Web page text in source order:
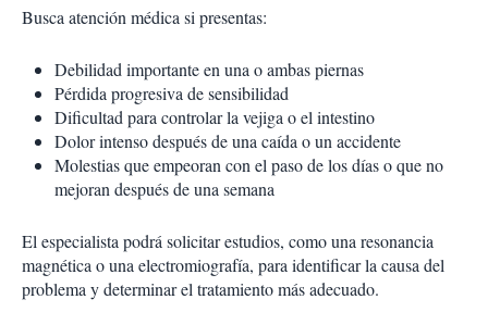
Busca atención médica si presentas:
Debilidad importante en una o ambas piernas
Pérdida progresiva de sensibilidad
Dificultad para controlar la vejiga o el intestino
Dolor intenso después de una caída o un accidente
Molestias que empeoran con el paso de los días o que no
mejoran después de una semana
El especialista podrá solicitar estudios, como una resonancia
magnética o una electromiografía, para identificar la causa del
problema y determinar el tratamiento más adecuado.